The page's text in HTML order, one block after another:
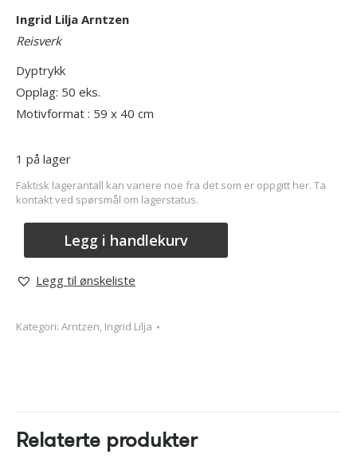
Ingrid Lilja Arntzen
Reisverk
Dyptrykk
Opplag: 50 eks.
Motivformat : 59 x 40 cm
1 på lager
Faktisk lagerantall kan variere noe fra det som er oppgitt her. Ta
kontakt ved spørsmål om lagerstatus.
Legg i handlekurv
Legg til ønskeliste
Kategori: Arntzen, Ingrid Lilja
Relaterte produkter